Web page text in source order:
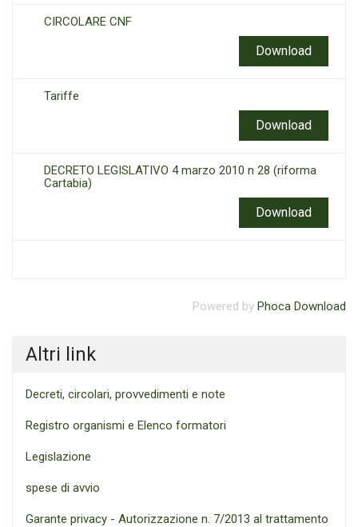
CIRCOLARE CNF
Download
Tariffe
Download
DECRETO LEGISLATIVO 4 marzo 2010 n 28 (riforma
Cartabia)
Download
Powered by Phoca Download
Altri link
Decreti, circolari, provvedimenti e note
Registro organismi e Elenco formatori
Legislazione
spese di avvio
Garante privacy - Autorizzazione n. 7/2013 al trattamento